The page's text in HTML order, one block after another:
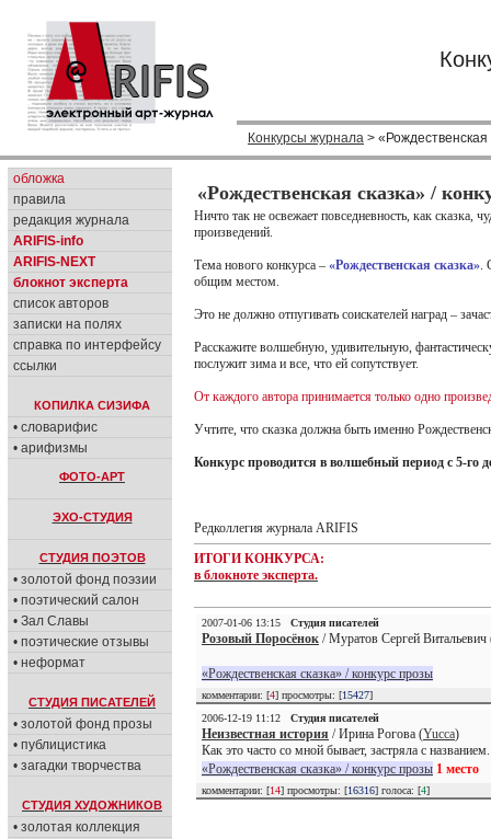
Конкурсы журнала > «Рождественская
обложка
правила
редакция журнала
ARIFIS-info
ARIFIS-NEXT
блокнот эксперта
список авторов
записки на полях
справка по интерфейсу
ссылки
КОПИЛКА СИЗИФА
• словарифис
• арифизмы
ФОТО-АРТ
ЭХО-СТУДИЯ
СТУДИЯ ПОЭТОВ
• золотой фонд поэзии
• поэтический салон
• Зал Славы
• поэтические отзывы
• неформат
СТУДИЯ ПИСАТЕЛЕЙ
• золотой фонд прозы
• публицистика
• загадки творчества
СТУДИЯ ХУДОЖНИКОВ
• золотая коллекция
«Рождественская сказка» /
Ничто так не освежает повседневность, как сказка,
произведений.
Тема нового конкурса – «Рождественская сказка».
общим местом.
Это не должно отпугивать соискателей наград –
Расскажите волшебную, удивительную,
послужит зима и все, что ей сопутствует.
От каждого автора принимается только одно
Учтите, что сказка должна быть именно
Конкурс проводится в волшебный период с 5-го
Редколлегия журнала ARIFIS
ИТОГИ КОНКУРСА:
в блокноте эксперта.
2007-01-06 13:15 Студия писателей
Розовый Поросёнок / Муратов Сергей Витальевич
«Рождественская сказка» / конкурс прозы
комментарии: [4] просмотры: [15427]
2006-12-19 11:12
Студия писателей
Неизвестная история / Ирина Рогова (Yucca)
Как это часто со мной бывает, застряла с
«Рождественская сказка» / конкурс прозы 1 место
комментарии: [14] просмотры: [16316] голоса: [4]